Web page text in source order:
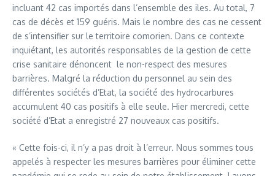
incluant 42 cas importés dans l’ensemble des iles. Au total, 7
cas de décès et 159 guéris. Mais le nombre des cas ne cessent
de s’intensifier sur le territoire comorien. Dans ce contexte
inquiétant, les autorités responsables de la gestion de cette
crise sanitaire dénoncent le non-respect des mesures
barrières. Malgré la réduction du personnel au sein des
différentes sociétés d’Etat, la société des hydrocarbures
accumulent 40 cas positifs à elle seule. Hier mercredi, cette
société d’Etat a enregistré 27 nouveaux cas positifs.
« Cette fois-ci, il n’y a pas droit à l’erreur. Nous sommes tous
appelés à respecter les mesures barrières pour éliminer cette